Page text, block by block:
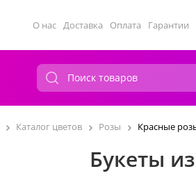
О нас Доставка Оплата Гарантии
Каталог цветов Розы Красные
Букеты